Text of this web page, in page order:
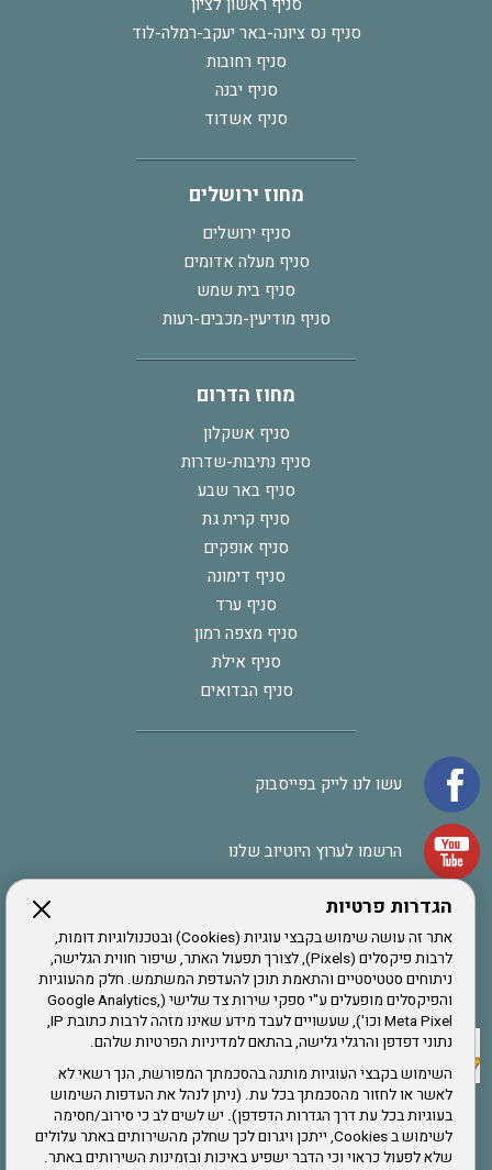
הגדרות פרטיות
אתר זה עושה שימוש בקבצי עוגיות (Cookies) ובטכנולוגיות דומות,
לרבות פיקסלים (Pixels), לצורך תפעול האתר, שיפור חווית הגלישה,
ניתוחים סטטיסטיים והתאמת תוכן להעדפת המשתמש. חלק מהעוגיות
והפיקסלים מופעלים ע"י ספקי שירות צד שלישי (Google Analytics,
Meta Pixel וכו'), שעשויים לעבד מידע שאינו מזהה לרבות כתובת IP,
נתוני דפדפן והרגלי גלישה, בהתאם למדיניות הפרטיות שלהם.
השימוש בקבצי העוגיות מותנה בהסכמתך המפורשת, הנך רשאי לא
לאשר או לחזור מהסכמתך בכל עת. (ניתן לנהל את העדפות השימוש
בעוגיות בכל עת דרך הגדרות הדפדפן). יש לשים לב כי סירוב/חסימה
לשימוש ב Cookies, ייתכן ויגרום לכך שחלק מהשירותים באתר עלולים
שלא לפעול כראוי וכי הדבר ישפיע באיכות ובזמינות השירותים באתר.
סניף נס ציונה-באר יעקב-רמלה-לוד
סניף רחובות
סניף יבנה
סניף אשדוד
מחוז ירושלים
סניף ירושלים
סניף מעלה אדומים
סניף בית שמש
סניף מודיעין-מכבים-רעות
מחוז הדרום
סניף אשקלון
סניף נתיבות-שדרות
סניף באר שבע
סניף קרית גת
סניף אופקים
סניף דימונה
סניף ערד
סניף מצפה רמון
סניף אילת
סניף הבדואים
עשו לנו לייק בפייסבוק
הרשמו לערוץ היוטיוב שלנו
אתר צה"ל
תקנון האתר
שירותים